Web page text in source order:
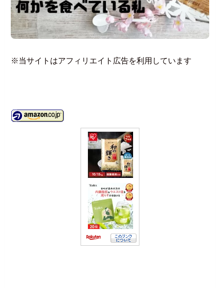
※当サイトはアフィリエイト広告を利用しています